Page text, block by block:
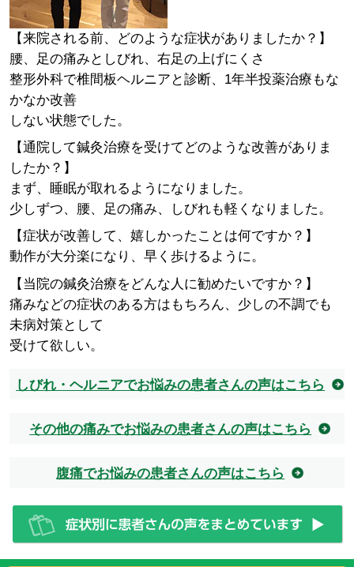
【来院される前、どのような症状がありましたか？】
腰、足の痛みとしびれ、右足の上げにくさ
整形外科で椎間板ヘルニアと診断、1年半投薬治療もな
かなか改善
しない状態でした。
【通院して鍼灸治療を受けてどのような改善がありま
したか？】
まず、睡眠が取れるようになりました。
少しずつ、腰、足の痛み、しびれも軽くなりました。
【症状が改善して、嬉しかったことは何ですか？】
動作が大分楽になり、早く歩けるように。
【当院の鍼灸治療をどんな人に勧めたいですか？】
痛みなどの症状のある方はもちろん、少しの不調でも
未病対策として
受けて欲しい。
しびれ・ヘルニアでお悩みの患者さんの声はこちら
その他の痛みでお悩みの患者さんの声はこちら
腹痛でお悩みの患者さんの声はこちら